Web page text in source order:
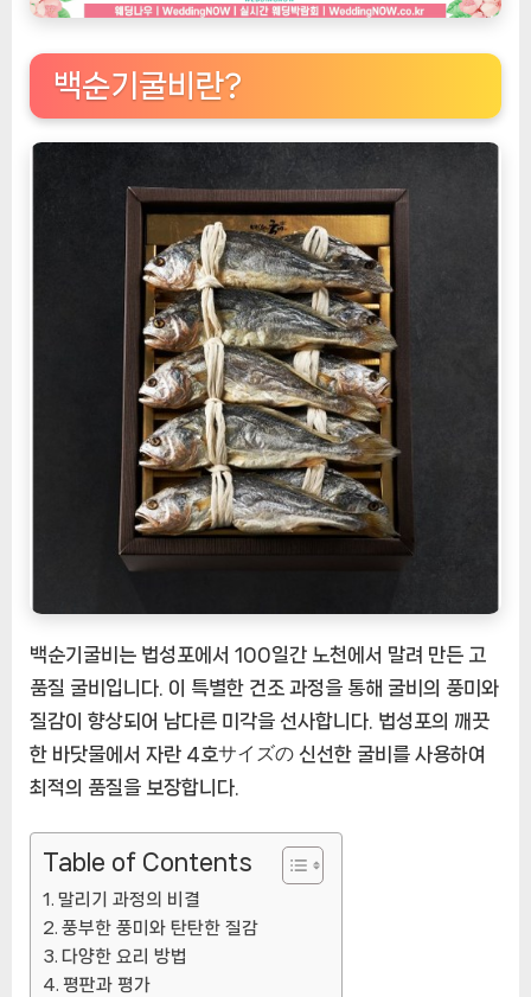
품]
성
[EatingNOW
천
상
품]
백순기굴비란?
백순기굴비는 법성포에서 100일간 노천에서 말려 만든 고
품질 굴비입니다. 이 특별한 건조 과정을 통해 굴비의 풍미와
질감이 향상되어 남다른 미각을 선사합니다. 법성포의 깨끗
한 바닷물에서 자란 4호サイズの 신선한 굴비를 사용하여
최적의 품질을 보장합니다.
Table of Contents
말리기 과정의 비결
풍부한 풍미와 탄탄한 질감
다양한 요리 방법
평판과 평가